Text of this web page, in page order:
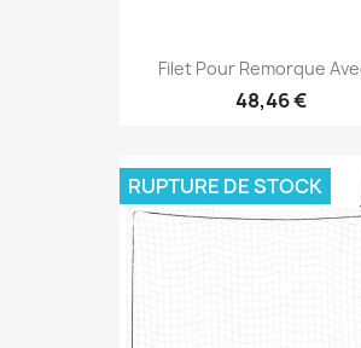
Filet Pour Remorque
48,46 €
RUPTURE DE STOCK